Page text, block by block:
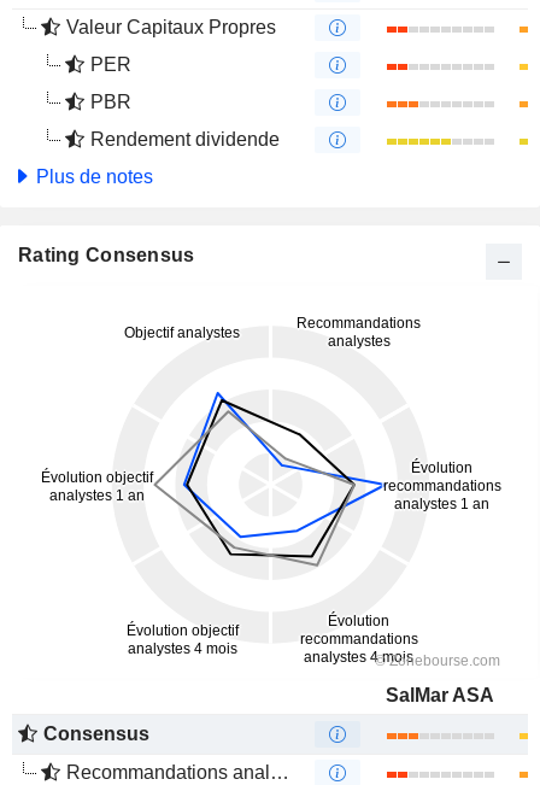
Valeur Capitaux Propres
PER
PBR
Rendement dividende
Plus de notes
Rating Consensus
SalMar ASA
Consensus
Recommandations analystes